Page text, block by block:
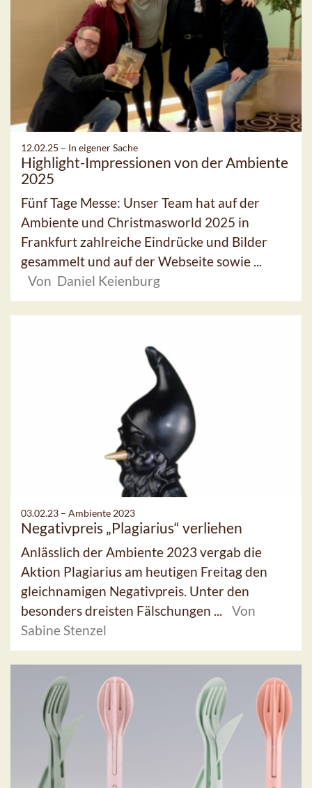
12.02.25 – In eigener Sache
Highlight-Impressionen von der Ambiente
2025
Fünf Tage Messe: Unser Team hat auf der
Ambiente und Christmasworld 2025 in
Frankfurt zahlreiche Eindrücke und Bilder
gesammelt und auf der Webseite sowie ...
Von Daniel Keienburg
03.02.23 – Ambiente 2023
Negativpreis „Plagiarius“ verliehen
Anlässlich der Ambiente 2023 vergab die
Aktion Plagiarius am heutigen Freitag den
gleichnamigen Negativpreis. Unter den
besonders dreisten Fälschungen ...
Von
Sabine Stenzel